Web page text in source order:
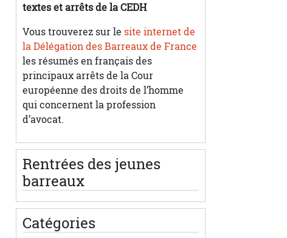
textes et arrêts de la CEDH
Vous trouverez sur le site internet de
la Délégation des Barreaux de France
les résumés en français des
principaux arrêts de la Cour
européenne des droits de l’homme
qui concernent la profession
d’avocat.
Rentrées des jeunes
barreaux
Catégories